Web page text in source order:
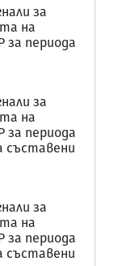
за
на
периода
за
на
периода
съставени
за
на
периода
съставени